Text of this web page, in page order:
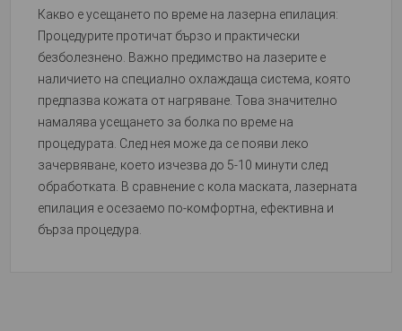
Какво е усещането по време на лазерна епилация:
Процедурите протичат бързо и практически
безболезнено. Важно предимство на лазерите е
наличието на специално охлаждаща система, която
предпазва кожата от нагряване. Това значително
намалява усещането за болка по време на
процедурата. След нея може да се появи леко
зачервяване, което изчезва до 5-10 минути след
обработката. В сравнение с кола маската, лазерната
епилация е осезаемо по-комфортна, ефективна и
бърза процедура.